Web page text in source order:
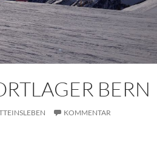
BERN
KOMMENTAR